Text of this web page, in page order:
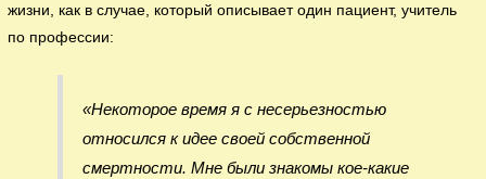
жизни, как в случае, который описывает один пациент, учитель
по профессии:
«Некоторое время я с несерьезностью
относился к идее своей собственной
смертности. Мне были знакомы кое-какие